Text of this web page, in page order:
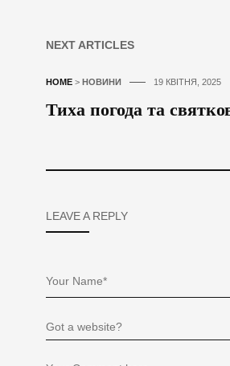
NEXT ARTICLES
HOME > НОВИНИ 19 КВІТНЯ, 2025
Тиха погода та
LEAVE A REPLY